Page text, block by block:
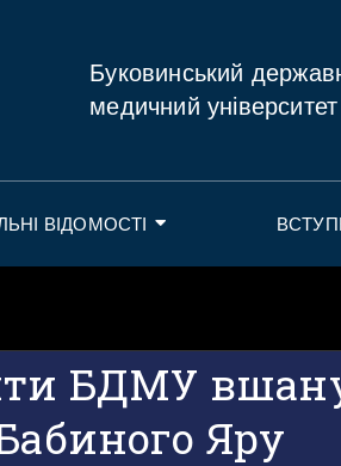
Буковинський
медичний університет
ВІДОМОСТІ
БДМУ
Яру